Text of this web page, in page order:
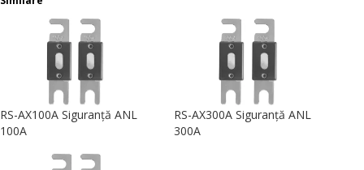
RS-AX100A Siguranță ANL
100A
RS-AX300A Siguranță ANL
300A